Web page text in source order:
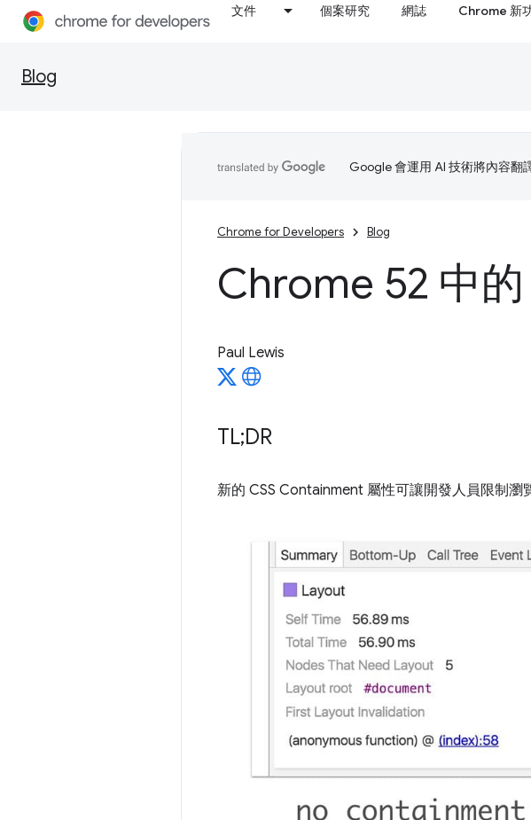
文件 個案研究 網誌 Chrome 新
Blog
Google 會運用 AI 技術將內容翻
Chrome for Developers Blog
Chrome 52 中
Paul Lewis
TL;DR
新的 CSS Containment 屬性可讓開發人員限制瀏